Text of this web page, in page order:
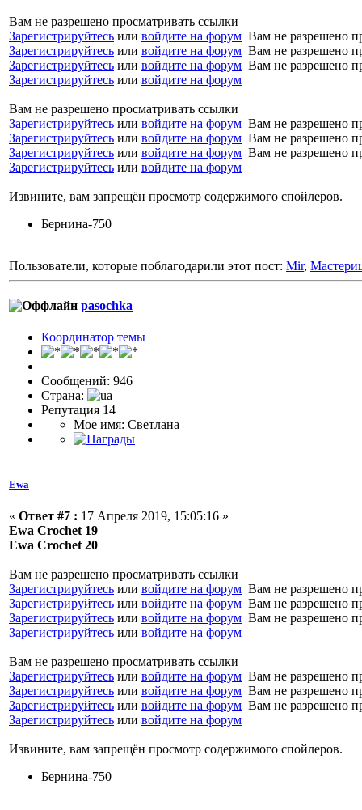
Вам не разрешено просматривать ссылки
Зарегистрируйтесь или войдите на форум Вам не разрешено
Зарегистрируйтесь или войдите на форум Вам не разрешено
Зарегистрируйтесь или войдите на форум Вам не разрешено
Зарегистрируйтесь или войдите на форум
Вам не разрешено просматривать ссылки
Зарегистрируйтесь или войдите на форум Вам не разрешено
Зарегистрируйтесь или войдите на форум Вам не разрешено
Зарегистрируйтесь или войдите на форум Вам не разрешено
Зарегистрируйтесь или войдите на форум
Извините, вам запрещён просмотр содержимого спойлеров.
Бернина-750
Пользователи, которые поблагодарили этот пост: Mir,
pasochka
Координатор темы
Сообщений: 946
Страна:
Репутация 14
Мое имя: Светлана
Ewa
« Ответ #7 : 17 Апреля 2019, 15:05:16 »
Ewa Crochet 19
Ewa Crochet 20
Вам не разрешено просматривать ссылки
Зарегистрируйтесь или войдите на форум Вам не разрешено
Зарегистрируйтесь или войдите на форум Вам не разрешено
Зарегистрируйтесь или войдите на форум Вам не разрешено
Зарегистрируйтесь или войдите на форум
Вам не разрешено просматривать ссылки
Зарегистрируйтесь или войдите на форум Вам не разрешено
Зарегистрируйтесь или войдите на форум Вам не разрешено
Зарегистрируйтесь или войдите на форум Вам не разрешено
Зарегистрируйтесь или войдите на форум
Извините, вам запрещён просмотр содержимого спойлеров.
Бернина-750